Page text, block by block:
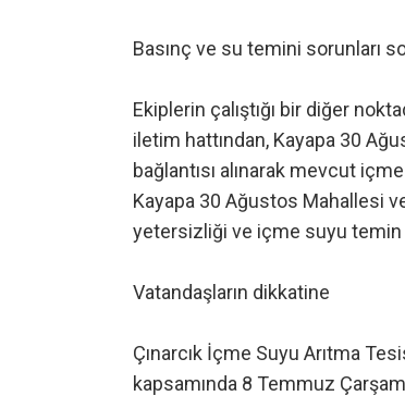
Basınç ve su temini sorunları
Ekiplerin çalıştığı bir diğer
iletim hattından, Kayapa 30
bağlantısı alınarak mevcut
Kayapa 30 Ağustos Mahallesi
yetersizliği ve içme suyu temin
Vatandaşların dikkatine
Çınarcık İçme Suyu Arıtma
kapsamında 8 Temmuz